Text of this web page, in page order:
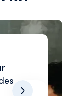
fournir du